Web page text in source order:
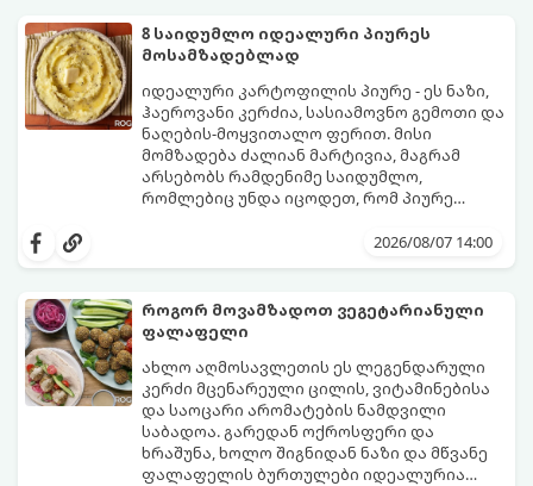
8 საიდუმლო იდეალური პიურეს
მოსამზადებლად
იდეალური კარტოფილის პიურე - ეს ნაზი,
ჰაეროვანი კერძია, სასიამოვნო გემოთი და
ნაღების-მოყვითალო ფერით. მისი
მომზადება ძალიან მარტივია, მაგრამ
არსებობს რამდენიმე საიდუმლო,
რომლებიც უნდა იცოდეთ, რომ პიურე
2026/08/07 14:00
როგორ მოვამზადოთ ვეგეტარიანული
ფალაფელი
ახლო აღმოსავლეთის ეს ლეგენდარული
კერძი მცენარეული ცილის, ვიტამინებისა
და საოცარი არომატების ნამდვილი
საბადოა. გარედან ოქროსფერი და
ხრაშუნა, ხოლო შიგნიდან ნაზი და მწვანე
ფალაფელის ბურთულები იდეალურია